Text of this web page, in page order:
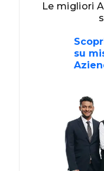
Le migliori
su